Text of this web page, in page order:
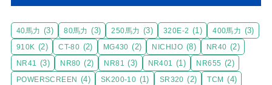
40馬力 (3) 80馬力 (3) 250馬力 (3) 320E-2 (1) 400馬力 (3)
910K (2) CT-80 (2) MG430 (2) NICHIJO (8) NR40 (2)
NR41 (3) NR80 (2) NR81 (3) NR401 (1) NR655 (2)
POWERSCREEN (4) SK200-10 (1) SR320 (2) TCM (4)